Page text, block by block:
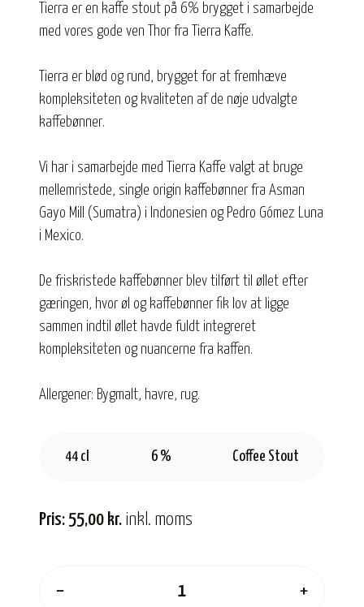
Tierra er en kaffe stout på 6% brygget i samarbejde
med vores gode ven Thor fra Tierra Kaffe.
Tierra er blød og rund, brygget for at fremhæve
kompleksiteten og kvaliteten af de nøje udvalgte
kaffebønner.
Vi har i samarbejde med Tierra Kaffe valgt at bruge
mellemristede, single origin kaffebønner fra Asman
Gayo Mill (Sumatra) i Indonesien og Pedro Gómez Luna
i Mexico.
De friskristede kaffebønner blev tilført til øllet efter
gæringen, hvor øl og kaffebønner fik lov at ligge
sammen indtil øllet havde fuldt integreret
kompleksiteten og nuancerne fra kaffen.
Allergener: Bygmalt, havre, rug.
44 cl 6 % Coffee Stout
Pris: 55,00 kr. inkl. moms
− +